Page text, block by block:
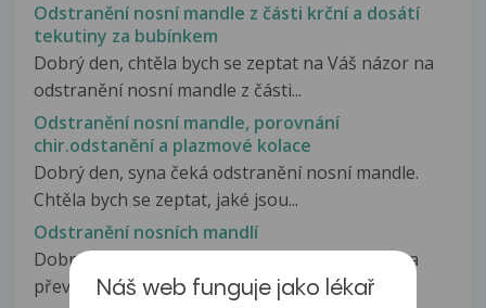
Odstranění nosní mandle z části krční a dosátí
tekutiny za bubínkem
Dobrý den, chtěla bych se zeptat na Váš názor na
odstranění nosní mandle z části...
Odstranění nosní mandle, porovnání
chir.odstanění a plazmové kolace
Dobrý den, syna čeká odstranění nosní mandle.
Chtěla bych se zeptat, jaké jsou...
Odstranění nosních mandlí
Dobrý den. Tříletá dcera má již asi měsíc rýmu a
převážně vlhký kašel. Teď je...
Náš web funguje jako lékař